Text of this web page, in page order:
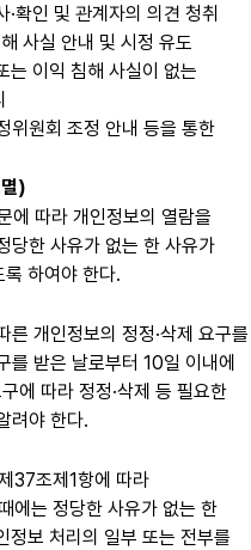
확인 및 관계자의 의견 청취
사실 안내 및 시정 유도
는 이익 침해 사실이 없는
위원회 조정 안내 등을 통한
)
에 따라 개인정보의 열람을
당한 사유가 없는 한 사유가
하여야 한다.
개인정보의 정정·삭제 요구를
를 받은 날로부터 10일 이내에
에 따라 정정·삭제 등 필요한
려야 한다.
37조제1항에 따라
에는 정당한 사유가 없는 한
정보 처리의 일부 또는 전부를